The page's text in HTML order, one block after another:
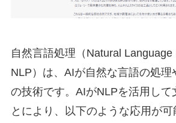
自然言語処理（Natural Language
NLP）は、AIが自然な言語の処理
の技術です。AIがNLPを活用して
とにより、以下のような応用が可